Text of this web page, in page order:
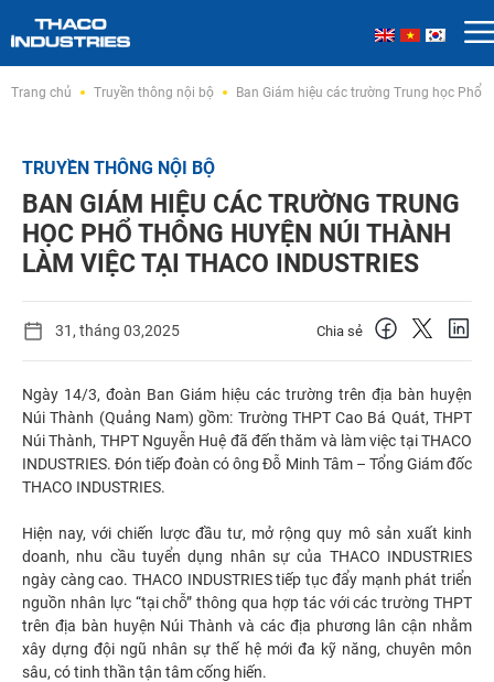
Trang chủ Truyền thông nội bộ Ban Giám hiệu các trường Trung học Phổ
TRUYỀN THÔNG NỘI BỘ
BAN GIÁM HIỆU CÁC TRƯỜNG TRUNG
HỌC PHỔ THÔNG HUYỆN NÚI THÀNH
LÀM VIỆC TẠI THACO INDUSTRIES
31, tháng 03,2025 Chia sẻ
Ngày 14/3, đoàn Ban Giám hiệu các trường trên địa bàn huyện
Núi Thành (Quảng Nam) gồm: Trường THPT Cao Bá Quát, THPT
Núi Thành, THPT Nguyễn Huệ đã đến thăm và làm việc tại THACO
INDUSTRIES. Đón tiếp đoàn có ông Đỗ Minh Tâm – Tổng Giám đốc
THACO INDUSTRIES.
Hiện nay, với chiến lược đầu tư, mở rộng quy mô sản xuất kinh
doanh, nhu cầu tuyển dụng nhân sự của THACO INDUSTRIES
ngày càng cao. THACO INDUSTRIES tiếp tục đẩy mạnh phát triển
nguồn nhân lực “tại chỗ” thông qua hợp tác với các trường THPT
trên địa bàn huyện Núi Thành và các địa phương lân cận nhằm
xây dựng đội ngũ nhân sự thế hệ mới đa kỹ năng, chuyên môn
sâu, có tinh thần tận tâm cống hiến.